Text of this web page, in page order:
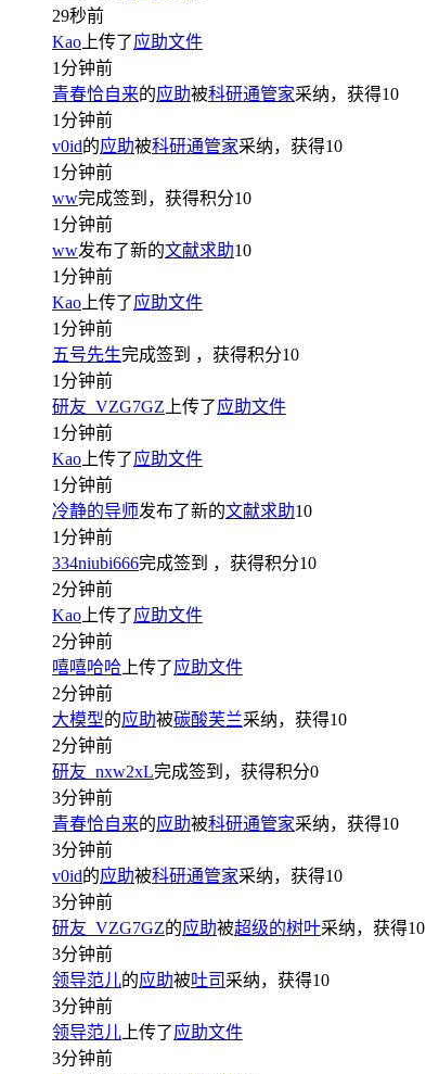
29秒前
Kao 上传了应助文件
1分钟前
青春恰自来的应助被科研通管家采纳，获得10
1分钟前
v0id的应助被科研通管家采纳，获得10
1分钟前
ww完成签到，获得积分10
1分钟前
ww发布了新的文献求助10
1分钟前
Kao 上传了应助文件
1分钟前
五号先生完成签到 ，获得积分10
1分钟前
研友_VZG7GZ 上传了应助文件
1分钟前
Kao 上传了应助文件
1分钟前
冷静的导师发布了新的文献求助10
1分钟前
334niubi666完成签到 ，获得积分10
2分钟前
Kao 上传了应助文件
2分钟前
嘻嘻哈哈 上传了应助文件
2分钟前
大模型的应助被碳酸芙兰采纳，获得10
2分钟前
研友_nxw2xL完成签到，获得积分0
3分钟前
青春恰自来的应助被科研通管家采纳，获得10
3分钟前
v0id的应助被科研通管家采纳，获得10
3分钟前
研友_VZG7GZ的应助被超级的树叶采纳，获得10
3分钟前
领导范儿的应助被吐司 采纳，获得10
3分钟前
领导范儿 上传了应助文件
3分钟前